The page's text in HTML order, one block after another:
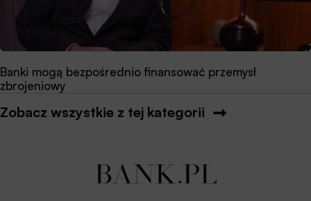
Banki mogą bezpośrednio finansować przemysł
zbrojeniowy
Zobacz wszystkie z tej kategorii